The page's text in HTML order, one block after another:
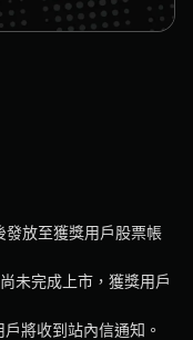
放至獲獎用戶股票帳
未完成上市，獲獎用戶
將收到站內信通知。